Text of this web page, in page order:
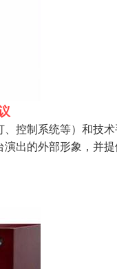
控制系统等）和技
出的外部形象，并